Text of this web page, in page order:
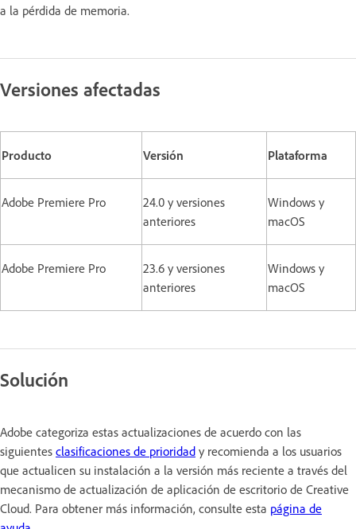
a la pérdida de memoria.
Versiones afectadas
Producto Versión Plataforma
Adobe Premiere Pro
24.0 y versiones
anteriores
Windows y
macOS
Adobe Premiere Pro
23.6 y versiones
anteriores
Windows y
macOS
Solución
Adobe categoriza estas actualizaciones de acuerdo con las
siguientes clasificaciones de prioridad y recomienda a los usuarios
que actualicen su instalación a la versión más reciente a través del
mecanismo de actualización de aplicación de escritorio de Creative
Cloud. Para obtener más información, consulte esta página de